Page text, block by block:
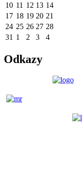
10 11 12 13 14
17 18 19 20 21
24 25 26 27 28
31 1 2 3 4
Odkazy